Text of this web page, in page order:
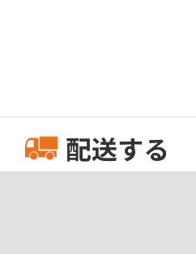
配送する